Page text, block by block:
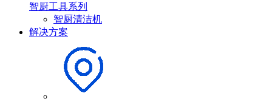
智厨工具系列
智厨清洁机
解决方案